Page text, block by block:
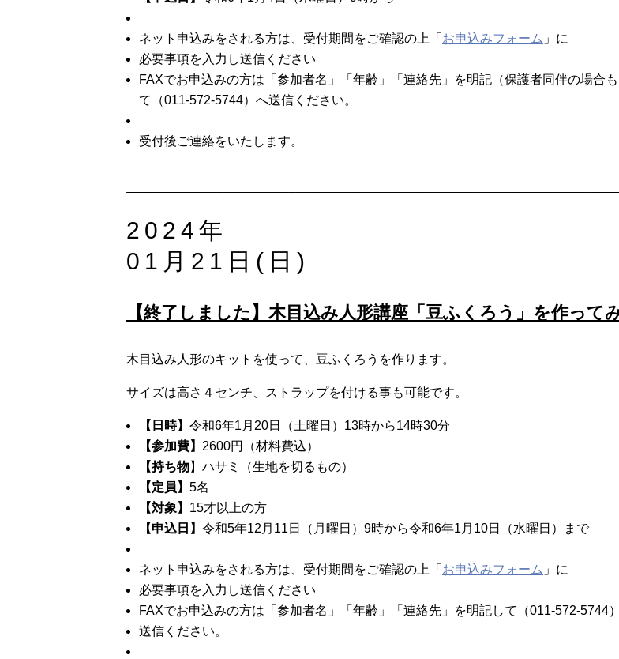
ネット申込みをされる方は、受付期間をご確認の上「 お申込みフォーム 」に
必要事項を入力し送信ください
FAXでお申込みの方は「参加者名」「年齢」「連絡先」を明記（保護者同伴の場合
て（011-572-5744）へ送信ください。
受付後ご連絡をいたします。
2024年
01月21日(日)
【終了しました】木目込み人形講座「豆ふくろう」を作って
木目込み人形のキットを使って、豆ふくろうを作ります。
サイズは高さ４センチ、ストラップを付ける事も可能です。
【日時】 令和6年1月20日（土曜日）13時から14時30分
【参加費】 2600円（材料費込）
【持ち物】ハサミ（生地を切るもの）
【定員】 5名
【対象】 15才以上の方
【申込日】 令和5年12月11日（月曜日）9時から令和6年1月10日（水曜日）まで
ネット申込みをされる方は、受付期間をご確認の上「 お申込みフォーム 」に
必要事項を入力し送信ください
FAXでお申込みの方は「参加者名」「年齢」「連絡先」を明記して（011-572-5744
送信ください。